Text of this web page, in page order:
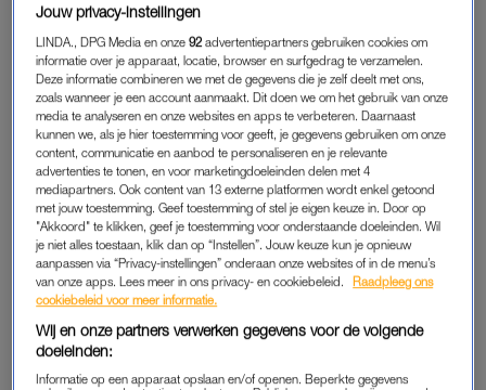
ZAK CHIPS LEEGETEN
“Deze drie ingrediënten zorgen ervoor dat we blijven eten als
we eenmaal een zak chips hebben opengetrokken. Er zitten
geen eiwitten of vezels in, waardoor we niet snel verzadigd
raken”, zo vertelt Esther Aarts, hersenwetenschapper en
auteur van het boekWaarom we een zak chips altijd in een
keer leegeten aan deTelegraaf.
Voor ons brein is zo’n aanbod extra triggerend. Een deel van
de voedingsindustrieweet dat ook. En daarom liggen
supermarkten vol met zakken chips in allerlei soorten en
maten.
Lekker thuis sporten, dacht
Jouw privacy-instellingen
LINDA., DPG Media en onze92 advertentiepartners gebruiken cookies om
informatie over je apparaat, locatie, browser en surfgedrag te verzamelen.
Deze informatie combineren we met de gegevens die je zelf deelt met ons,
zoals wanneer je een account aanmaakt. Dit doen we om het gebruik van onze
media te analyseren en onze websites en apps te verbeteren. Daarnaast
kunnen we, als je hier toestemming voor geeft, je gegevens gebruiken om onze
content, communicatie en aanbod te personaliseren en je relevante
advertenties te tonen, en voor marketingdoeleinden delen met 4
mediapartners. Ook content van 13 externe platformen wordt enkel getoond
met jouw toestemming. Geef toestemming of stel je eigen keuze in. Door op
"Akkoord" te klikken, geef je toestemming voor onderstaande doeleinden. Wil
je niet alles toestaan, klik dan op “Instellen”. Jouw keuze kun je opnieuw
aanpassen via “Privacy-instellingen” onderaan onze websites of in de menu’s
van onze apps. Lees meer in ons privacy- en cookiebeleid.
Raadpleeg ons
cookiebeleid voor meer informatie.
Wij en onze partners verwerken gegevens voor de volgende
doeleinden:
Informatie op een apparaat opslaan en/of openen. Beperkte gegevens